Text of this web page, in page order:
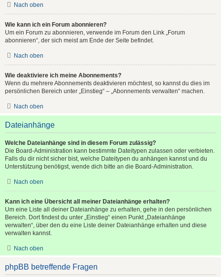
Nach oben
Wie kann ich ein Forum abonnieren?
Um ein Forum zu abonnieren, verwende im Forum den Link „Forum
abonnieren“, der sich meist am Ende der Seite befindet.
Nach oben
Wie deaktiviere ich meine Abonnements?
Wenn du mehrere Abonnements deaktivieren möchtest, so kannst du dies im
persönlichen Bereich unter „Einstieg“ – „Abonnements verwalten“ machen.
Nach oben
Dateianhänge
Welche Dateianhänge sind in diesem Forum zulässig?
Die Board-Administration kann bestimmte Dateitypen zulassen oder verbieten.
Falls du dir nicht sicher bist, welche Dateitypen du anhängen kannst und du
Unterstützung benötigst, wende dich bitte an die Board-Administration.
Nach oben
Kann ich eine Übersicht all meiner Dateianhänge erhalten?
Um eine Liste all deiner Dateianhänge zu erhalten, gehe in den persönlichen
Bereich. Dort findest du unter „Einstieg“ einen Punkt „Dateianhänge
verwalten“, über den du eine Liste deiner Dateianhänge erhalten und diese
verwalten kannst.
Nach oben
phpBB betreffende Fragen